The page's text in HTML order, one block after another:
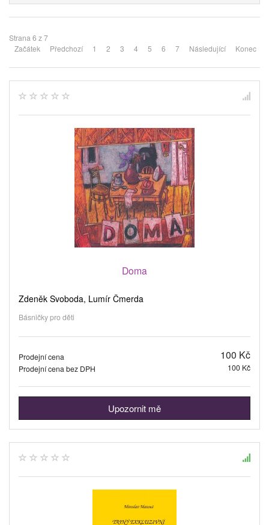
Strana 6 z 7
Začátek
Předchozí 1 2 3 4 5 6 7 Následující Konec
Doma
Zdeněk Svoboda, Lumír Čmerda
Básničky pro děti
Prodejní cena 100 Kč
Prodejní cena bez DPH 100 Kč
Upozornit mě